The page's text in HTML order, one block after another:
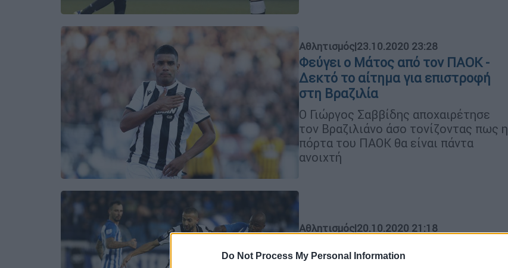
Do Not Process My Personal Information
Αθλητισμός|23.10.2020 23:28
Φεύγει ο Μάτος από τον ΠΑΟΚ -
Δεκτό το αίτημα για επιστροφή
στη Βραζιλία
O Γιώργος Σαββίδης αποχαιρέτησε
τον Βραζιλιάνο άσο τονίζοντας πως η
πόρτα του ΠΑΟΚ θα είναι πάντα
ανοιχτή
Αθλητισμός|20.10.2020 21:18
πεντάδα των αρχηγών του ΠΑΟΚ